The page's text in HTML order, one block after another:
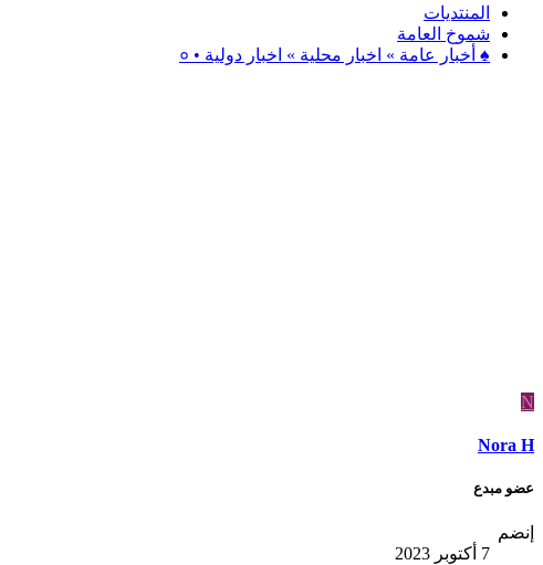
المنتديات
شموخ العامة
♠ أخبار عامة » اخبار محلية » اخبار دولية • ०
N
Nora H
عضو مبدع
إنضم
7 أكتوبر 2023